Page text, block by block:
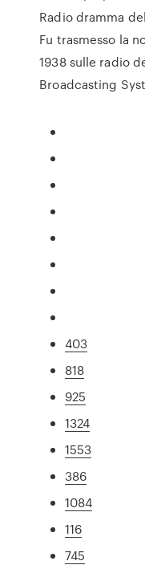
Radio dramma
Fu trasmesso la
1938 sulle radio
Broadcasting
403
818
925
1324
1553
386
1084
116
745